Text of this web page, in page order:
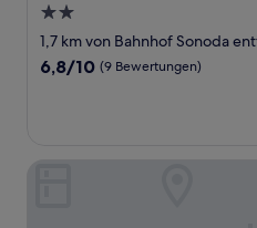
2.0-
Sterne-
Unterkunft
1,7 km von Bahnhof Sonoda
6.8
6,8/10 (9 Bewertungen)